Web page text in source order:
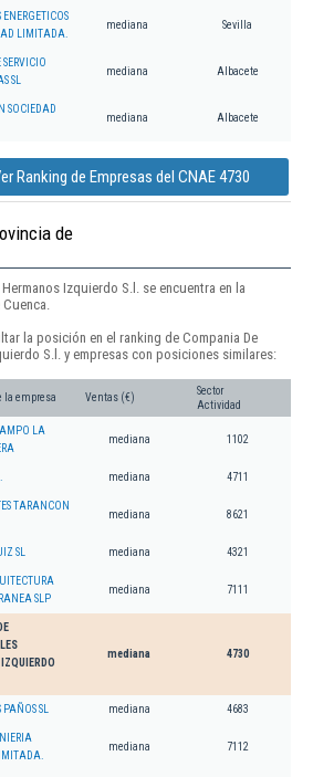
ENERGETICOS
LIMITADA.
mediana Sevilla
SERVICIO
SL
mediana Albacete
SOCIEDAD
mediana Albacete
Ranking de Empresas del CNAE 4730
de
Izquierdo S.l. se encuentra en la
la posición en el ranking de Compania De
S.l. y empresas con posiciones similares:
la empresa Ventas (€)
Sector
Actividad
LA
mediana 1102
mediana 4711
TARANCON
mediana 8621
SL mediana 4321
SLP
mediana 7111
mediana 4730
SL mediana 4683
mediana 7112